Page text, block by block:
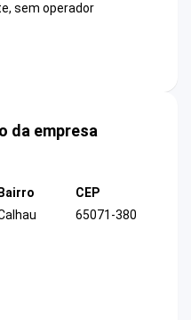
sem operador
da empresa
Bairro
CEP
65071-380